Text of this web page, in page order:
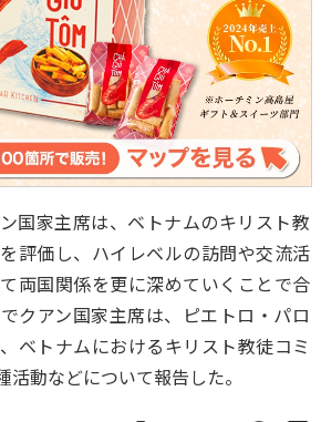
国家主席は、ベトナムのキリスト教
評価し、ハイレベルの訪問や交流活
両国関係を更に深めていくことで合
クアン国家主席は、ピエトロ・パロ
ベトナムにおけるキリスト教徒コミ
活動などについて報告した。